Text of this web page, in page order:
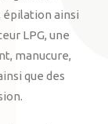
épilation ainsi
LPG, une
manucure,
que des